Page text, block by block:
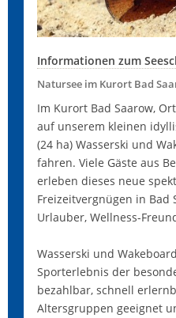
Informationen zum
Natursee im Kurort Bad
Im Kurort Bad Saarow,
auf unserem kleinen
(24 ha) Wasserski und
fahren. Viele Gäste aus
erleben dieses neue
Freizeitvergnügen in Bad
Urlauber, Wellness-
Wasserski und
Sporterlebnis der
bezahlbar, schnell
Altersgruppen geeignet